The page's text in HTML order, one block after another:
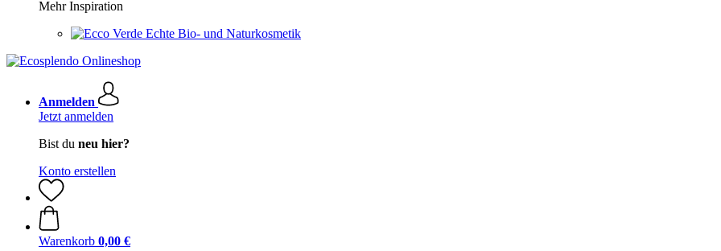
Mehr Inspiration
Echte Bio- und Naturkosmetik
Anmelden
Jetzt anmelden
Bist du neu hier?
Konto erstellen
Warenkorb 0,00 €